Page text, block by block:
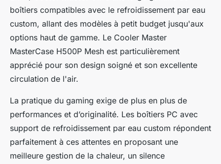
boîtiers compatibles avec le refroidissement par eau
custom, allant des modèles à petit budget jusqu'aux
options haut de gamme. Le Cooler Master
MasterCase H500P Mesh est particulièrement
apprécié pour son design soigné et son excellente
circulation de l'air.
La pratique du gaming exige de plus en plus de
performances et d’originalité. Les boîtiers PC avec
support de refroidissement par eau custom répondent
parfaitement à ces attentes en proposant une
meilleure gestion de la chaleur, un silence